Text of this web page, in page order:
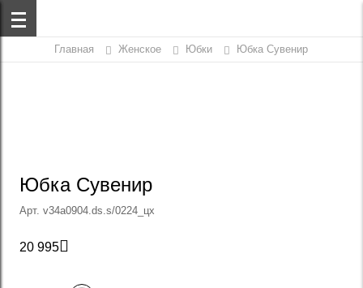
Главная Женское Юбки Юбка Сувенир
Юбка Сувенир
Арт. v34a0904.ds.s/0224_цх
20 995